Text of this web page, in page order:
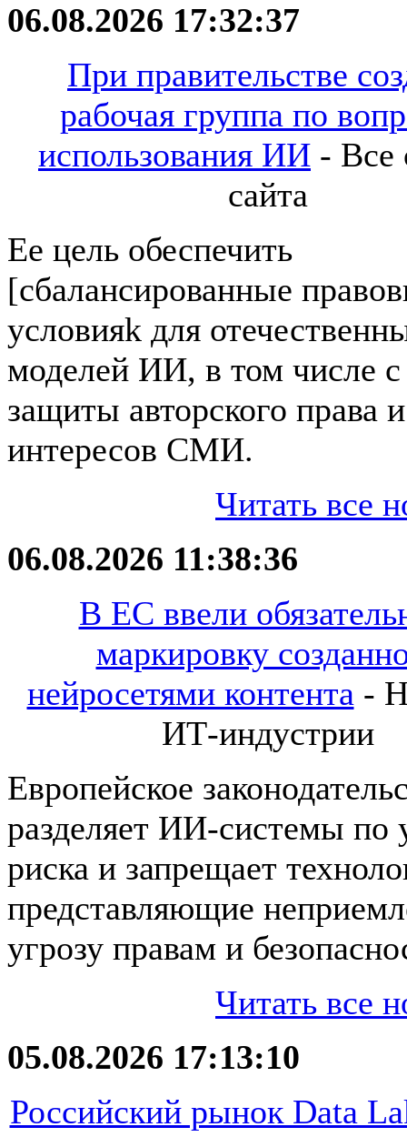
06.08.2026 17:32:37
При правительстве
рабочая группа по
использования ИИ - Все
сайта
Ее цель обеспечить
[сбалансированные
условияk для
моделей ИИ, в том числе с
защиты авторского права и
интересов СМИ.
Читать все
06.08.2026 11:38:36
В ЕС ввели
маркировку
нейросетями контента -
ИТ-индустрии
Европейское
разделяет ИИ-системы по
риска и запрещает
представляющие
угрозу правам и
Читать все
05.08.2026 17:13:10
Российский рынок Data